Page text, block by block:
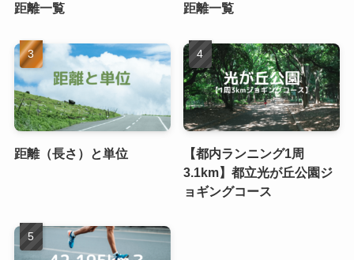
距離一覧
距離一覧
距離（長さ）と単位
【都内ランニング1周
3.1km】都立光が丘公園ジ
ョギングコース